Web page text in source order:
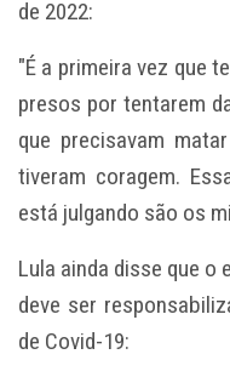
de 2022:
"É a primeira vez que
presos por tentarem
que precisavam
tiveram coragem.
está julgando são os
Lula ainda disse que o
deve ser
de Covid-19: